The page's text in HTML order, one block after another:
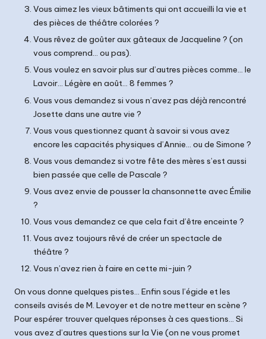
Vous aimez les vieux bâtiments qui ont accueilli la vie et
des pièces de théâtre colorées ?
Vous rêvez de goûter aux gâteaux de Jacqueline ? (on
vous comprend… ou pas).
Vous voulez en savoir plus sur d’autres pièces comme… le
Lavoir… Légère en août… 8 femmes ?
Vous vous demandez si vous n’avez pas déjà rencontré
Josette dans une autre vie ?
Vous vous questionnez quant à savoir si vous avez
encore les capacités physiques d’Annie… ou de Simone ?
Vous vous demandez si votre fête des mères s’est aussi
bien passée que celle de Pascale ?
Vous avez envie de pousser la chansonnette avec Émilie
?
Vous vous demandez ce que cela fait d’être enceinte ?
Vous avez toujours rêvé de créer un spectacle de
théâtre ?
Vous n’avez rien à faire en cette mi-juin ?
On vous donne quelques pistes… Enfin sous l’égide et les
conseils avisés de M. Levoyer et de notre metteur en scène ?
Pour espérer trouver quelques réponses à ces questions… Si
vous avez d’autres questions sur la Vie (on ne vous promet